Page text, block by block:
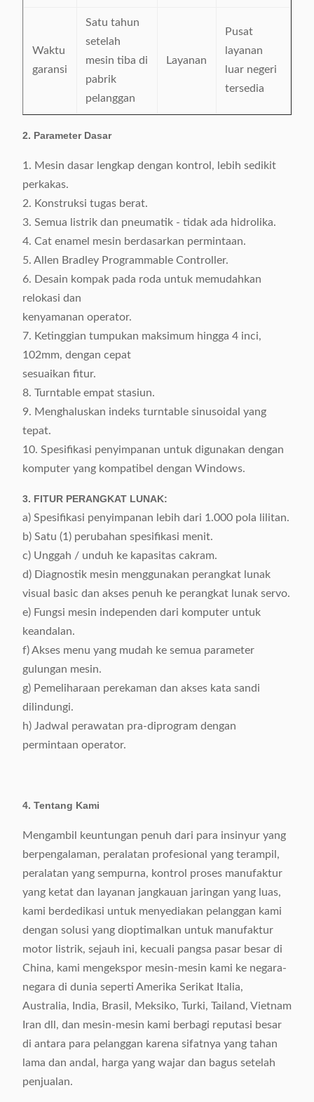
Waktu
garansi
Satu tahun
setelah
mesin tiba di
pabrik
pelanggan
Layanan
Pusat
layanan
luar negeri
tersedia
2. Parameter Dasar
1. Mesin dasar lengkap dengan kontrol, lebih sedikit
perkakas.
2. Konstruksi tugas berat.
3. Semua listrik dan pneumatik - tidak ada hidrolika.
4. Cat enamel mesin berdasarkan permintaan.
5. Allen Bradley Programmable Controller.
6. Desain kompak pada roda untuk memudahkan
relokasi dan
kenyamanan operator.
7. Ketinggian tumpukan maksimum hingga 4 inci,
102mm, dengan cepat
sesuaikan fitur.
8. Turntable empat stasiun.
9. Menghaluskan indeks turntable sinusoidal yang
tepat.
10. Spesifikasi penyimpanan untuk digunakan dengan
komputer yang kompatibel dengan Windows.
3. FITUR PERANGKAT LUNAK:
a) Spesifikasi penyimpanan lebih dari 1.000 pola lilitan.
b) Satu (1) perubahan spesifikasi menit.
c) Unggah / unduh ke kapasitas cakram.
d) Diagnostik mesin menggunakan perangkat lunak
visual basic dan akses penuh ke perangkat lunak servo.
e) Fungsi mesin independen dari komputer untuk
keandalan.
f) Akses menu yang mudah ke semua parameter
gulungan mesin.
g) Pemeliharaan perekaman dan akses kata sandi
dilindungi.
h) Jadwal perawatan pra-diprogram dengan
permintaan operator.
4. Tentang Kami
Mengambil keuntungan penuh dari para insinyur yang
berpengalaman, peralatan profesional yang terampil,
peralatan yang sempurna, kontrol proses manufaktur
yang ketat dan layanan jangkauan jaringan yang luas,
kami berdedikasi untuk menyediakan pelanggan kami
dengan solusi yang dioptimalkan untuk manufaktur
motor listrik, sejauh ini, kecuali pangsa pasar besar di
China, kami mengekspor mesin-mesin kami ke negara-
negara di dunia seperti Amerika Serikat Italia,
Australia, India, Brasil, Meksiko, Turki, Tailand, Vietnam
Iran dll, dan mesin-mesin kami berbagi reputasi besar
di antara para pelanggan karena sifatnya yang tahan
lama dan andal, harga yang wajar dan bagus setelah
penjualan.